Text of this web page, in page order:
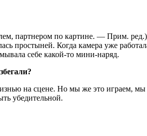
партнером по картине. — Прим.
простыней. Когда камера уже
себе какой-то мини-наряд.
на сцене. Но мы же это играем, мы
убедительной.